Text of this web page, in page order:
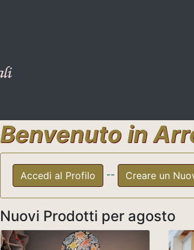
Benvenuto in
Accedi al Profilo -- Creare un
Nuovi Prodotti per agosto